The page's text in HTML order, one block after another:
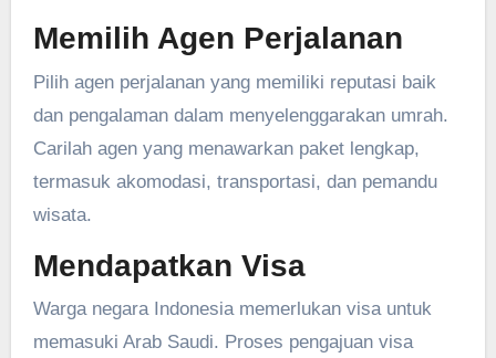
Memilih Agen Perjalanan
Pilih agen perjalanan yang memiliki reputasi baik
dan pengalaman dalam menyelenggarakan umrah.
Carilah agen yang menawarkan paket lengkap,
termasuk akomodasi, transportasi, dan pemandu
wisata.
Mendapatkan Visa
Warga negara Indonesia memerlukan visa untuk
memasuki Arab Saudi. Proses pengajuan visa